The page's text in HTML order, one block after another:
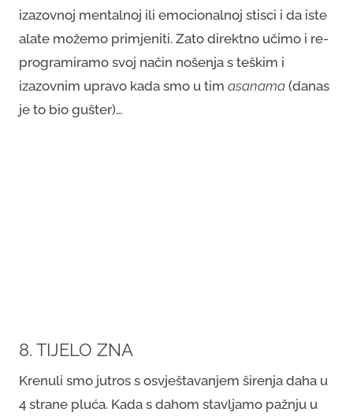
izazovnoj mentalnoj ili emocionalnoj stisci i da iste
alate možemo primjeniti. Zato direktno učimo i re-
programiramo svoj način nošenja s teškim i
izazovnim upravo kada smo u tim asanama (danas
je to bio gušter)…
8. TIJELO ZNA
Krenuli smo jutros s osvještavanjem širenja daha u
4 strane pluća. Kada s dahom stavljamo pažnju u